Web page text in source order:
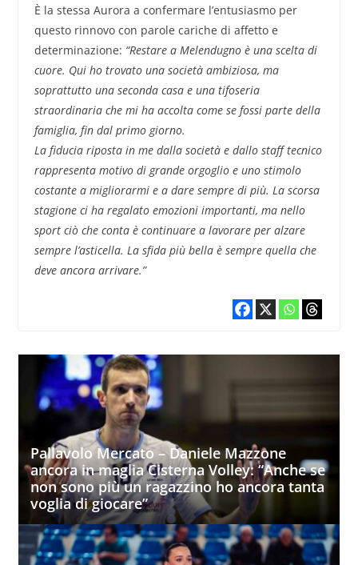
È la stessa Aurora a confermare l’entusiasmo per
questo rinnovo con parole cariche di affetto e
determinazione: “Restare a Melendugno è una scelta di
cuore. Qui ho trovato una società ambiziosa, ma
soprattutto una seconda casa e una tifoseria
straordinaria che mi ha accolta come se fossi parte della
famiglia, fin dal primo giorno.
La fiducia riposta in me dalla società e dallo staff tecnico
rappresenta motivo di grande orgoglio e uno stimolo
costante a migliorarmi e a dare sempre di più. La scorsa
stagione ci ha regalato emozioni importanti, ma nello
sport ciò che conta è continuare a lavorare per alzare
sempre l’asticella. La sfida più bella è sempre quella che
deve ancora arrivare.”
Pallavolo Mercato – Daniele Mazzone
ancora in maglia Cisterna Volley: “Anche se
non sono più un ragazzino ho ancora tanta
voglia di giocare”